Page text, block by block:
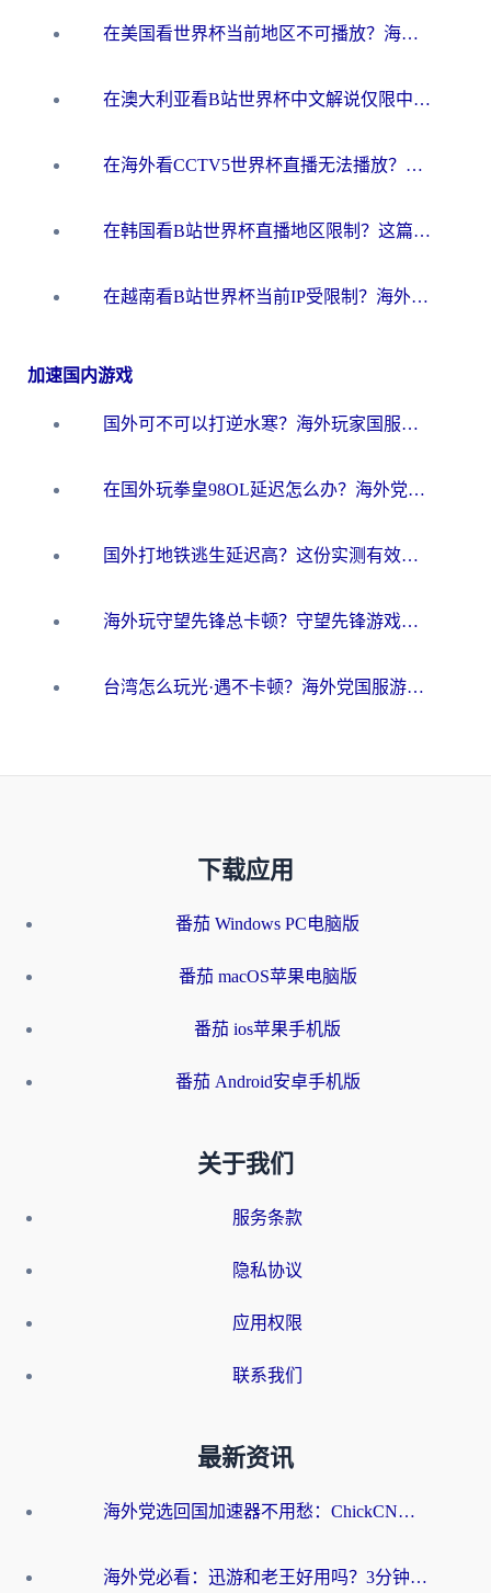
在美国看世界杯当前地区不可播放？海外党体育观赛终极指南来了！
在澳大利亚看B站世界杯中文解说仅限中国大陆？这篇指南帮你打破限制看遍赛事
在海外看CCTV5世界杯直播无法播放？这篇指南让你和国内球迷同步呐喊
在韩国看B站世界杯直播地区限制？这篇指南让你告别“当前地区不可播放”
在越南看B站世界杯当前IP受限制？海外党体育观赛终极指南来了
加速国内游戏
国外可不可以打逆水寒？海外玩家国服畅玩终极指南（附漫威荒野乱斗加速方案）
在国外玩拳皇98OL延迟怎么办？海外党亲测有效的低延迟指南
国外打地铁逃生延迟高？这份实测有效的低延迟指南帮你吃鸡
海外玩守望先锋总卡顿？守望先锋游戏加速器在哪里买&避坑指南（附欧洲非洲游戏实测）
台湾怎么玩光·遇不卡顿？海外党国服游戏加速终极攻略（附实测体验）
下载应用
番茄 Windows PC电脑版
番茄 macOS苹果电脑版
番茄 ios苹果手机版
番茄 Android安卓手机版
关于我们
服务条款
隐私协议
应用权限
联系我们
最新资讯
海外党选回国加速器不用愁：ChickCN和洞见哪个好？一篇搞定所有疑问
海外党必看：迅游和老王好用吗？3分钟选对加速国内网络的加速器